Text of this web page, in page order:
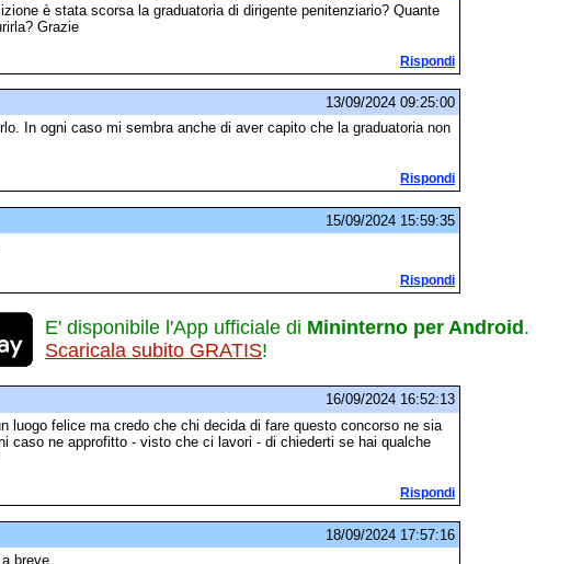
è stata scorsa la graduatoria di dirigente penitenziario? Quante
Grazie
Rispondi
13/09/2024 09:25:00
In ogni caso mi sembra anche di aver capito che la graduatoria non
Rispondi
15/09/2024 15:59:35
Rispondi
E' disponibile l'App ufficiale di Mininterno per Android.
Scaricala subito GRATIS!
16/09/2024 16:52:13
luogo felice ma credo che chi decida di fare questo concorso ne sia
caso ne approfitto - visto che ci lavori - di chiederti se hai qualche
Rispondi
18/09/2024 17:57:16
breve